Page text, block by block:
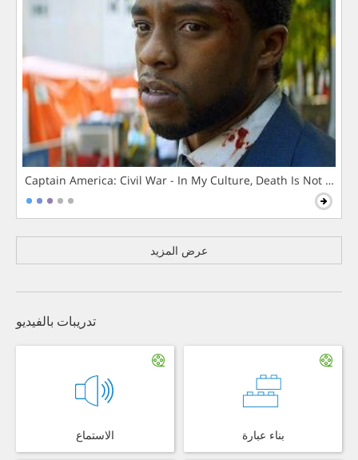
Captain America: Civil War - In My Culture, Death Is Not The
عرض المزيد
تدريبات بالفيديو
الاستماع بناء عبارة